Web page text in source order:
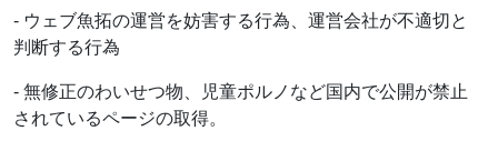
- ウェブ魚拓の運営を妨害する行為、運営会社が不適切と
判断する行為
- 無修正のわいせつ物、児童ポルノなど国内で公開が禁止
されているページの取得。